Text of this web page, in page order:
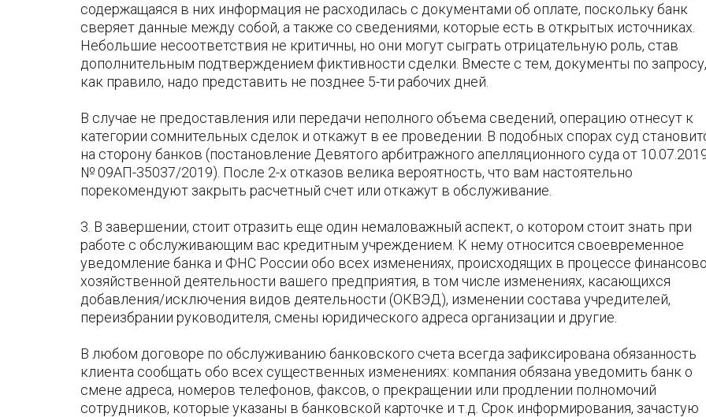
содержащаяся в них информация не расходилась с документами об оплате, поскольку банк
сверяет данные между собой, а также со сведениями, которые есть в открытых источниках.
Небольшие несоответствия не критичны, но они могут сыграть отрицательную роль, став
дополнительным подтверждением фиктивности сделки. Вместе с тем, документы по запросу,
как правило, надо представить не позднее 5-ти рабочих дней.
В случае не предоставления или передачи неполного объема сведений, операцию отнесут к
категории сомнительных сделок и откажут в ее проведении. В подобных спорах суд
на сторону банков (постановление Девятого арбитражного апелляционного суда от
№ 09АП-35037/2019). После 2-х отказов велика вероятность, что вам настоятельно
порекомендуют закрыть расчетный счет или откажут в обслуживание.
3. В завершении, стоит отразить еще один немаловажный аспект, о котором стоит знать при
работе с обслуживающим вас кредитным учреждением. К нему относится своевременное
уведомление банка и ФНС России обо всех изменениях, происходящих в процессе
хозяйственной деятельности вашего предприятия, в том числе изменениях, касающихся
добавления/исключения видов деятельности (ОКВЭД), изменении состава учредителей,
переизбрании руководителя, смены юридического адреса организации и другие.
В любом договоре по обслуживанию банковского счета всегда зафиксирована обязанность
клиента сообщать обо всех существенных изменениях: компания обязана уведомить банк о
смене адреса, номеров телефонов, факсов, о прекращении или продлении полномочий
сотрудников, которые указаны в банковской карточке и т.д. Срок информирования, зачастую